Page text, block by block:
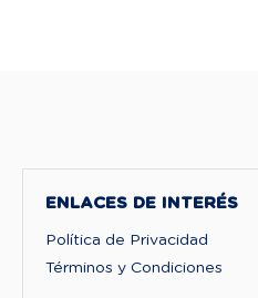
ENLACES DE INTERÉS
Política de Privacidad
Términos y Condiciones